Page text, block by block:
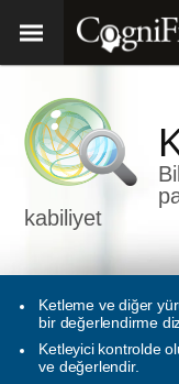
kabiliyet
Ketleme ve diğer
bir değerlendirme
Ketleyici kontrolde
ve değerlendir.